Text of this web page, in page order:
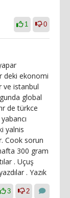
1 0
deki ekonomi
ve istanbul
global
de türkce
yalnis
Cook sorun
300 gram
. Uçuş
. Yazık
3 2